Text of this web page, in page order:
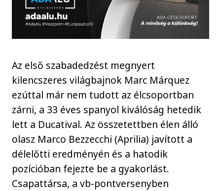
Az első szabadedzést megnyert
kilencszeres világbajnok Marc Márquez
ezúttal már nem tudott az élcsoportban
zárni, a 33 éves spanyol kiválóság hetedik
lett a Ducatival. Az összetettben élen álló
olasz Marco Bezzecchi (Aprilia) javított a
délelőtti eredményén és a hatodik
pozícióban fejezte be a gyakorlást.
Csapattársa, a vb-pontversenyben